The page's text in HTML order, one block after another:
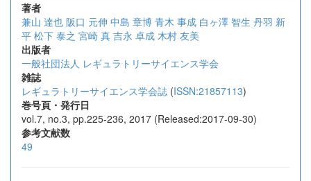
著者
兼山 達也 阪口 元伸 中島 章博 青木 事成 白ヶ澤 智生 丹羽 新
平 松下 泰之 宮崎 真 吉永 卓成 木村 友美
出版者
一般社団法人 レギュラトリーサイエンス学会
雑誌
レギュラトリーサイエンス学会誌 (ISSN:21857113)
巻号頁・発行日
vol.7, no.3, pp.225-236, 2017 (Released:2017-09-30)
参考文献数
49